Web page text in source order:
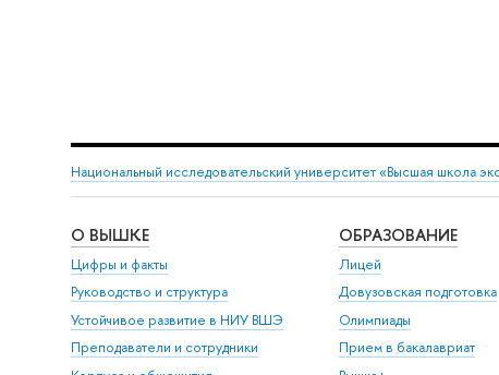
Национальный исследовательский университет «Высшая школа
О ВЫШКЕ
Цифры и факты
Руководство и структура
Устойчивое развитие в НИУ ВШЭ
Преподаватели и сотрудники
ОБРАЗОВАНИЕ
Лицей
Довузовская подготовка
Олимпиады
Прием в бакалавриат